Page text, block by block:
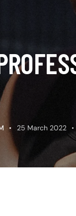
25 March 2022